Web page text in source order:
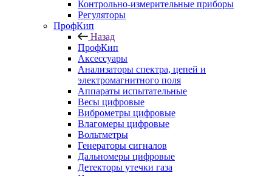
Контрольно-измерительные приборы
Регуляторы
ПрофКип
Назад
ПрофКип
Аксессуары
Анализаторы спектра, цепей и
электромагнитного поля
Аппараты испытательные
Весы цифровые
Виброметры цифровые
Влагомеры цифровые
Вольтметры
Генераторы сигналов
Дальномеры цифровые
Детекторы утечки газа